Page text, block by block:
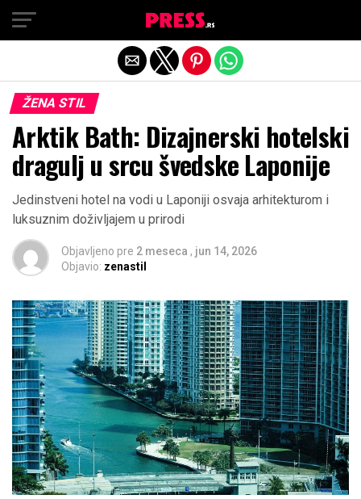
ŽENA STIL
Arktik Bath: Dizajnerski hotelski
dragulj u srcu švedske Laponije
Jedinstveni hotel na vodi u Laponiji osvaja arhitekturom i
luksuznim doživljajem u prirodi
Objavljeno pre 2 meseca , jun 14, 2026
Objavio: zenastil
Exit mobile version